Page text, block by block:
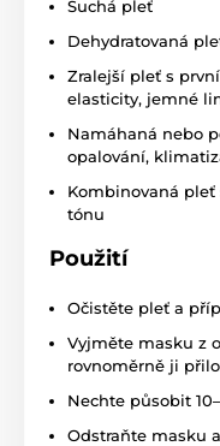
Suchá pleť
Dehydratovaná
Zralejší pleť s
elasticity, jemné
Namáhaná nebo
opalování,
Kombinovaná
tónu
Použití
Očistěte pleť a
Vyjměte masku z
rovnoměrně ji
Nechte působit
Odstraňte masku